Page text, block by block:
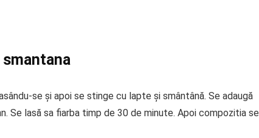
smantana
se și apoi se stinge cu lapte și smântână. Se adaugă
Se lasă sa fiarba timp de 30 de minute. Apoi compozitia se